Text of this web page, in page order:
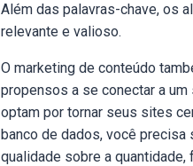
Além das palavras-chave, os
relevante e valioso.
O marketing de conteúdo
propensos a se conectar a
optam por tornar seus sites
banco de dados, você
qualidade sobre a